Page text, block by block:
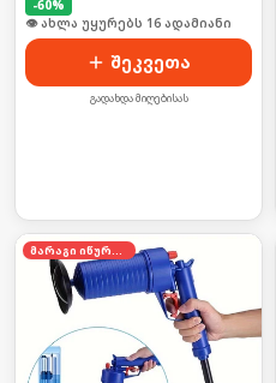
-60%
🛒 ბოლო 24სთ-ში იყიდა 21-მა
შეკვეთა
გადახდა მიღებისას
მარაგი იწურება